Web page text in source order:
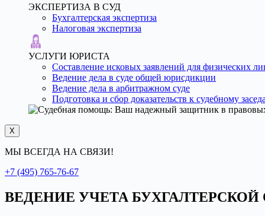
ЭКСПЕРТИЗА В СУД
Бухгалтерская экспертиза
Налоговая экспертиза
УСЛУГИ ЮРИСТА
Составление исковых заявлений для физических
Ведение дела в суде общей юрисдикции
Ведение дела в арбитражном суде
Подготовка и сбор доказательств к судебному
X
МЫ ВСЕГДА НА СВЯЗИ!
+7 (495) 765-76-67
ВЕДЕНИЕ УЧЕТА